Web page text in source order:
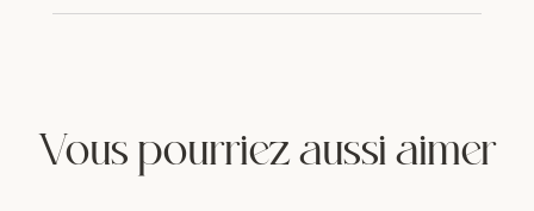
Vous pourriez aussi aimer